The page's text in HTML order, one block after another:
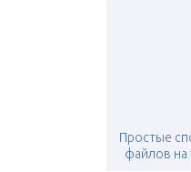
Простые
файлов на